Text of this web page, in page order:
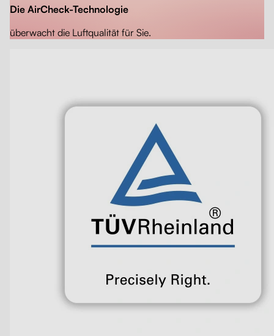
Die AirCheck-Technologie
überwacht die Luftqualität für Sie.